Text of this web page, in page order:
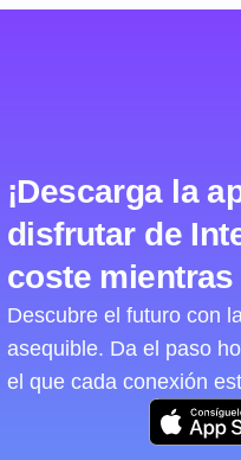
¡Descarga la
disfrutar de
coste
Descubre el futuro con
asequible. Da el paso
el que cada conexión